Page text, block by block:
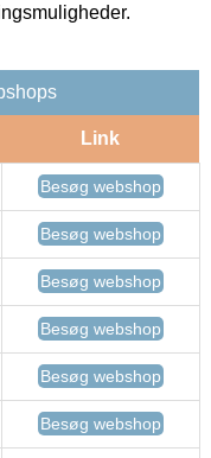
Link
Besøg webshop
Besøg webshop
Besøg webshop
Besøg webshop
Besøg webshop
Besøg webshop